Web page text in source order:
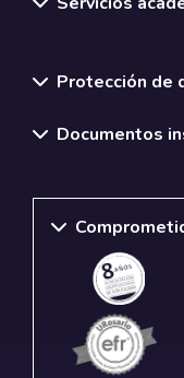
Protección de
Documentos